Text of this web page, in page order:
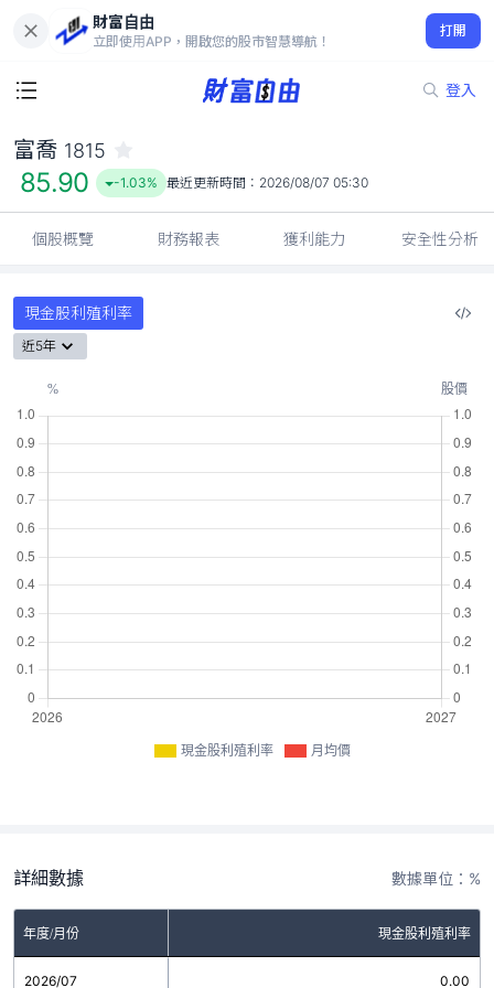
財富自由
立即使用APP，開啟您的股市智慧導航！
打開
登入
85.90
-1.03%
富喬 1815
85.90 -1.03% 最近更新時間： 2026/08/07 05:30
個股概覽 財務報表 獲利能力 安全性分析
現金股利殖利率
近5年
現金股利殖利率 月均價
詳細數據 數據單位：%
年度/月份 現金股利殖利率
2026/07 0.00